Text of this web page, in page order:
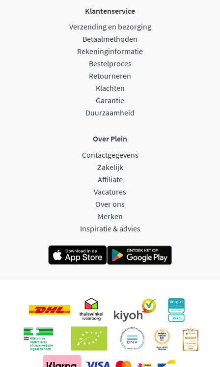
Klantenservice
Verzending en bezorging
Betaalmethoden
Rekeninginformatie
Bestelproces
Retourneren
Klachten
Garantie
Duurzaamheid
Over Plein
Contactgegevens
Zakelijk
Affiliate
Vacatures
Over ons
Merken
Inspiratie & advies